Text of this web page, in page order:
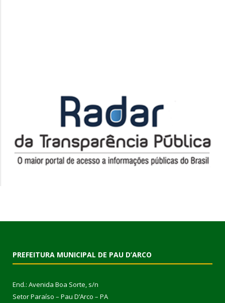
PREFEITURA MUNICIPAL DE PAU D’ARCO
End.: Avenida Boa Sorte, s/n
Setor Paraíso – Pau D’Arco – PA